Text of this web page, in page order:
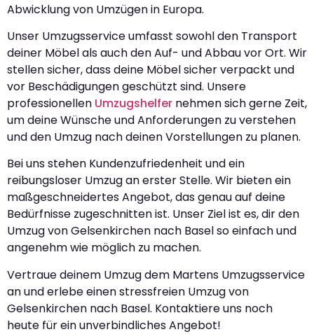
Abwicklung von Umzügen in Europa.
Unser Umzugsservice umfasst sowohl den Transport
deiner Möbel als auch den Auf- und Abbau vor Ort. Wir
stellen sicher, dass deine Möbel sicher verpackt und
vor Beschädigungen geschützt sind. Unsere
professionellen Umzugshelfer nehmen sich gerne Zeit,
um deine Wünsche und Anforderungen zu verstehen
und den Umzug nach deinen Vorstellungen zu planen.
Bei uns stehen Kundenzufriedenheit und ein
reibungsloser Umzug an erster Stelle. Wir bieten ein
maßgeschneidertes Angebot, das genau auf deine
Bedürfnisse zugeschnitten ist. Unser Ziel ist es, dir den
Umzug von Gelsenkirchen nach Basel so einfach und
angenehm wie möglich zu machen.
Vertraue deinem Umzug dem Martens Umzugsservice
an und erlebe einen stressfreien Umzug von
Gelsenkirchen nach Basel. Kontaktiere uns noch
heute für ein unverbindliches Angebot!